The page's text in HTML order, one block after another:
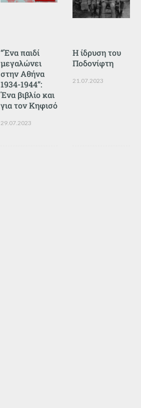
“Ένα παιδί
μεγαλώνει
στην Αθήνα
1934-1944”:
Ένα βιβλίο και
για τον Κηφισό
29.07.2023
Η ίδρυση του
Ποδονίφτη
21.07.2023